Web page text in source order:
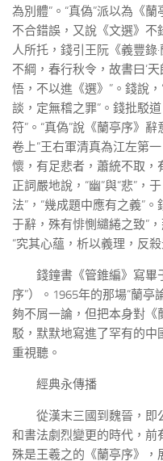
為別體”。“真偽”派以為《蘭
不合錯誤，又說《文選》
人所托，錢引王阮《義豐錄
不綱，春行秋令，故書曰‘
悟，不以進《選》”。錢說
談，定無稽之罪”。錢批駁
符”。“真偽”說《蘭亭序》
卷上“王右軍清真為江左第
懷，有足悲者，蕭統不取，
正詞嚴地說，“幽”與“悲”，
法”，“幾成題中應有之義”
于辭，殊有悱惻繾綣之致”
“究其心蘊，析以義理，反殺
錢鐘書《管錐編》寫畢
序”）。1965年的那場“蘭
夠不屑一論，但把本身對《
駁，默默地寫進了罕有的中
重視聽。
經典永傳播
從漢末三國到魏晉，即
和書法劇烈變更的時代，
殊是王羲之的《蘭亭序》